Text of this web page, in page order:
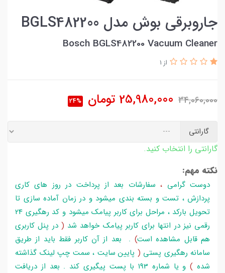
جاروبرقی بوش مدل BGLS482200
Bosch BGLS482200 Vacuum Cleaner
از 1
34,060,000
25,980,000 تومان 24%
گارانتی
گارانتی را انتخاب کنید.
نکته مهم:
دوست گرامی ،سفارشات بعد از پرداخت در روز های کاری
پردازش ، تست و بسته بندی میشود و در زمان آماده سازی تا
تحویل بارکد ، مراحل برای کاربر پیامک میشود و کد رهگیری 24
رقمی نیز در انتها برای کاربر پیامک خواهد شد ( در پنل کاربری
هم قابل مشاهده است) . بعد از آن کاربر فقط باید از طریق
سامانه رهگیری پستی ( پایین سایت ، سمت چپ لینک گذاشته
شده )
و یا شماره 193 با پست پیگیری کند . بعد از دریافت